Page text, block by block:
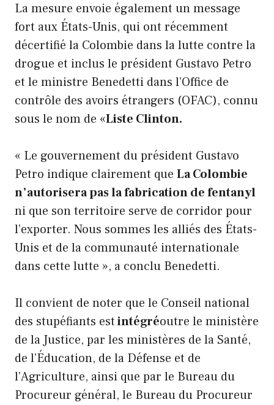
La mesure envoie également un message
fort aux États-Unis, qui ont récemment
décertifié la Colombie dans la lutte contre la
drogue et inclus le président Gustavo Petro
et le ministre Benedetti dans l’Office de
contrôle des avoirs étrangers (OFAC), connu
sous le nom de «Liste Clinton.
« Le gouvernement du président Gustavo
Petro indique clairement que La Colombie
n’autorisera pas la fabrication de fentanyl
ni que son territoire serve de corridor pour
l’exporter. Nous sommes les alliés des États-
Unis et de la communauté internationale
dans cette lutte », a conclu Benedetti.
Il convient de noter que le Conseil national
des stupéfiants estintégréoutre le ministère
de la Justice, par les ministères de la Santé,
de l’Éducation, de la Défense et de
l’Agriculture, ainsi que par le Bureau du
Procureur général, le Bureau du Procureur